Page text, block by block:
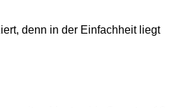
denn in der Einfachheit liegt